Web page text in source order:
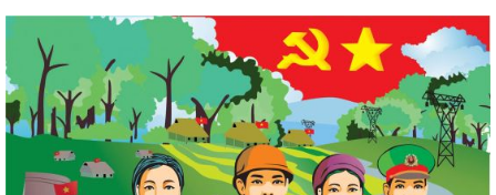
Nghị quyết số 08/2026/NQ-HĐND
Quy định nguyên tắc, tiêu chí, định mức phân bổ ngân sách trung
ương thực hiện Chương trình mục tiêu quốc gia xây dựng nông
thôn mới, giảm nghèo bền vững và phát triển kinh tế – xã hội
vùng đồng bào dân tộc thiểu số và miền núi giai đoạn 2026 –
2030 trên địa bàn tỉnh Nghệ An